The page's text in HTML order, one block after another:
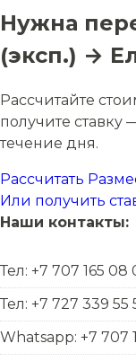
Нужна
(эксп.) →
Рассчитайте
получите ставку
течение дня.
Рассчитать
Или получить
Наши контакты:
Тел: +7 707 165 08
Тел: +7 727 339 55
Whatsapp: +7 707